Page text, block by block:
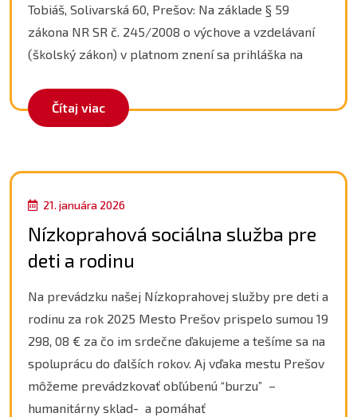
Tobiáš, Solivarská 60, Prešov: Na základe § 59
zákona NR SR č. 245/2008 o výchove a vzdelávaní
(školský zákon) v platnom znení sa prihláška na
Čítaj viac
21. januára 2026
Nízkoprahová sociálna služba pre
deti a rodinu
Na prevádzku našej Nízkoprahovej služby pre deti a
rodinu za rok 2025 Mesto Prešov prispelo sumou 19
298, 08 € za čo im srdečne ďakujeme a tešíme sa na
spoluprácu do ďalších rokov. Aj vďaka mestu Prešov
môžeme prevádzkovať obľúbenú “burzu” –
humanitárny sklad- a pomáhať